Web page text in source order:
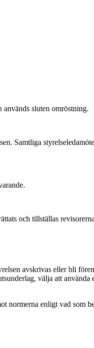
sluten omröstning.
Samtliga
och tillställas
avskrivas eller bli
välja att
normerna enligt vad som